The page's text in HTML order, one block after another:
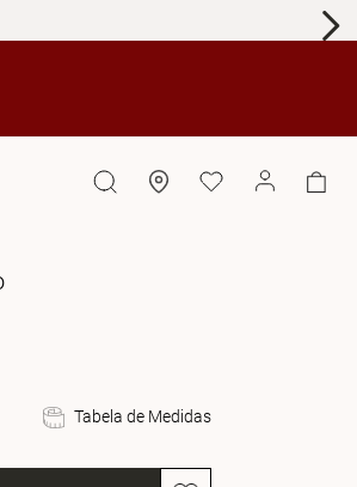
Tabela de Medidas